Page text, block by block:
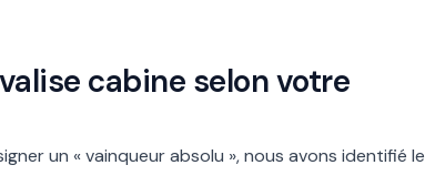
cabine selon votre
un « vainqueur absolu », nous avons identifié le